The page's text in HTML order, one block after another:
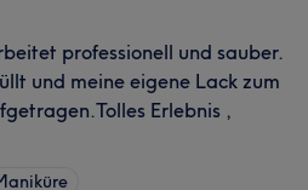
professionell und sauber.
und meine eigene Lack zum
Erlebnis ,